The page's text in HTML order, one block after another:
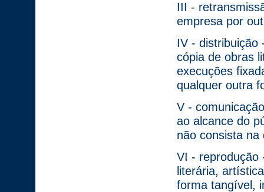
III -
empresa por
IV - distribuição
cópia de obras
execuções
qualquer outra
V -
ao alcance do
não consista na
VI - reprodução
literária,
forma tangível,